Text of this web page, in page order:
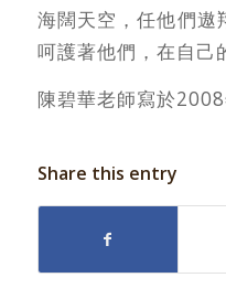
海闊天空，任他們遨
呵護著他們，在自己
陳碧華老師寫於
Share this entry